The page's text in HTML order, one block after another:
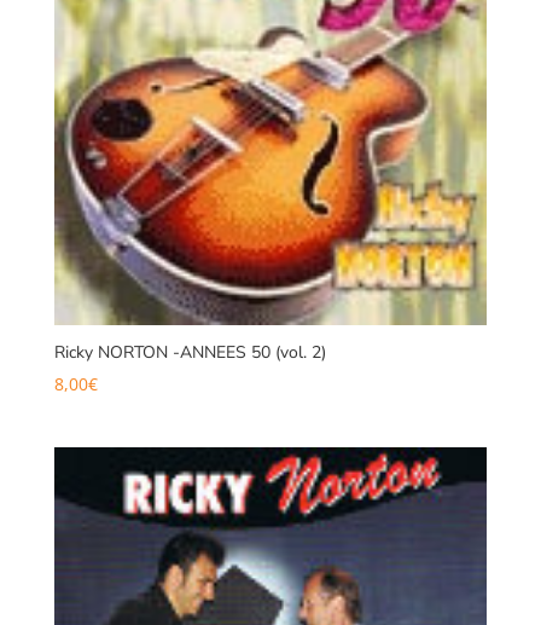
Ricky NORTON -ANNEES 50 (vol. 2)
8,00€